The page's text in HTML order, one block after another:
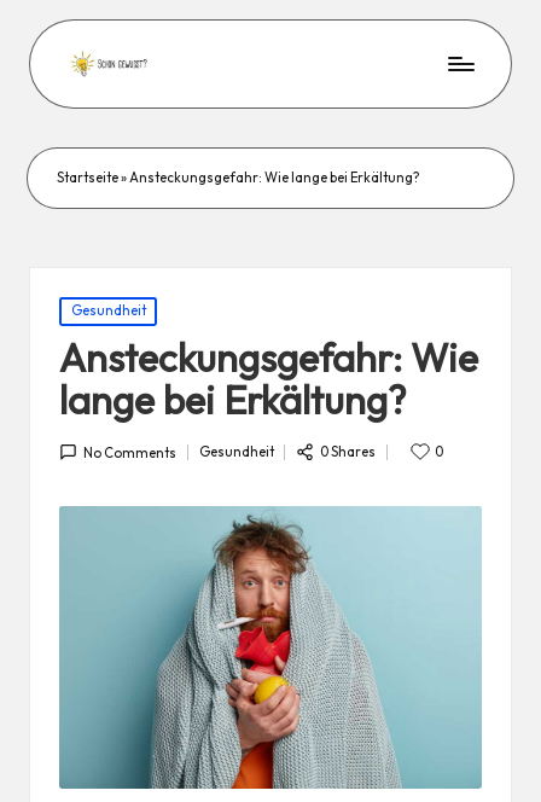
Startseite»Ansteckungsgefahr: Wie lange bei Erkältung?
Posted
in
Gesundheit
Ansteckungsgefahr: Wie
lange bei Erkältung?
No Comments
Posted
Gesundheit 0 Shares 0